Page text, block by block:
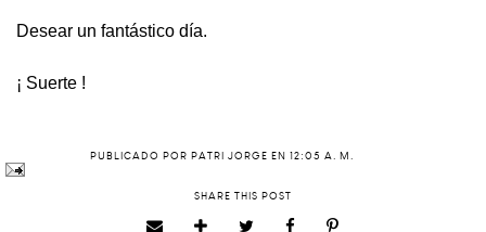
Desear un fantástico día.
¡ Suerte !
PUBLICADO POR PATRI JORGE EN 12:05 A. M.
SHARE THIS POST